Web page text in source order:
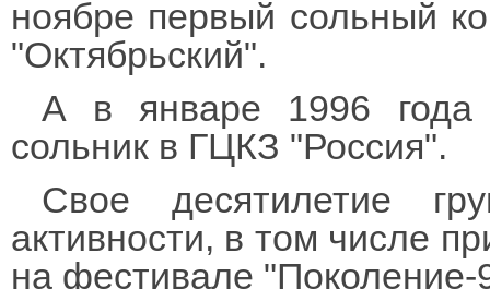
ноябре первый сольный
"Октябрьский".
А в январе 1996 года
сольник в ГЦКЗ "Россия".
Свое десятилетие
активности, в том числе
на фестивале "Поколение-